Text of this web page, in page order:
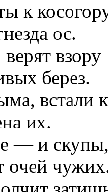
к
ос.
взору
берез.
встали
их.
— и скупы,
очей